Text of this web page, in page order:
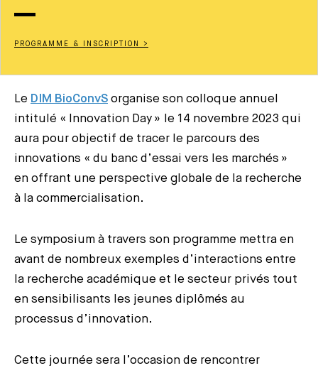
PROGRAMME & INSCRIPTION >
Le DIM BioConvS organise son colloque annuel
intitulé « Innovation Day » le 14 novembre 2023 qui
aura pour objectif de tracer le parcours des
innovations « du banc d’essai vers les marchés »
en offrant une perspective globale de la recherche
à la commercialisation.
Le symposium à travers son programme mettra en
avant de nombreux exemples d’interactions entre
la recherche académique et le secteur privés tout
en sensibilisants les jeunes diplômés au
processus d’innovation.
Cette journée sera l’occasion de rencontrer